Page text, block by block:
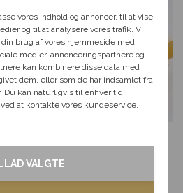
vores indhold og annoncer, til at vise
og til at analysere vores trafik. Vi
brug af vores hjemmeside med
medier, annonceringspartnere og
kan kombinere disse data med
dem, eller som de har indsamlet fra
Du kan naturligvis til enhver tid
at kontakte vores kundeservice.
VALGTE
sødt til ganen
så hjælper vi
med at finde den
til dit svar.